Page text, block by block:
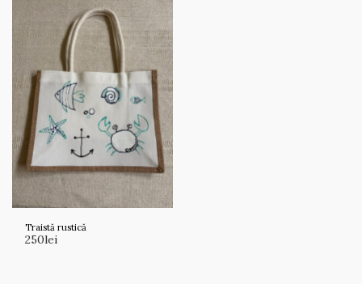
Traistă rustică
250lei